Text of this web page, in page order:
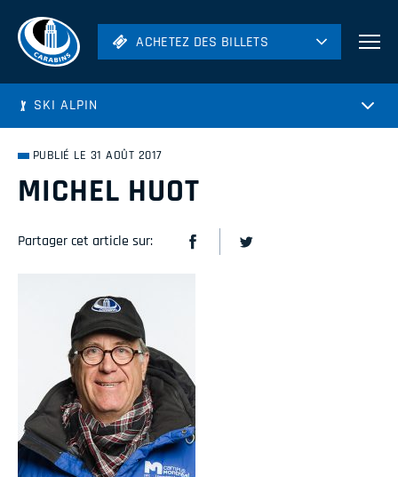
ACHETEZ DES BILLETS
ACHETEZ DES BILLETS
SKI ALPIN
PUBLIÉ LE 31 AOÛT 2017
MICHEL HUOT
Partager cet article sur: